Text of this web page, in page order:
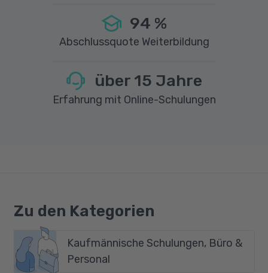
94 %
Abschlussquote Weiterbildung
über 15 Jahre
Erfahrung mit Online-Schulungen
Zu den Kategorien
Kaufmännische Schulungen, Büro &
Personal